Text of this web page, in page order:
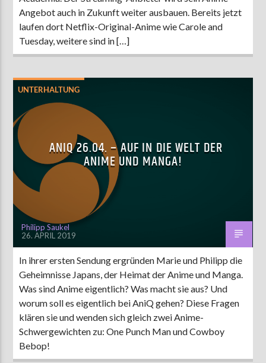
Angebot auch in Zukunft weiter ausbauen. Bereits jetzt
laufen dort Netflix-Original-Anime wie Carole and
Tuesday, weitere sind in […]
UNTERHALTUNG
ANIQ 26.04. – AUF IN DIE WELT DER
ANIME UND MANGA!
Philipp Saukel
26. APRIL 2019
In ihrer ersten Sendung ergründen Marie und Philipp die
Geheimnisse Japans, der Heimat der Anime und Manga.
Was sind Anime eigentlich? Was macht sie aus? Und
worum soll es eigentlich bei AniQ gehen? Diese Fragen
klären sie und wenden sich gleich zwei Anime-
Schwergewichten zu: One Punch Man und Cowboy
Bebop!